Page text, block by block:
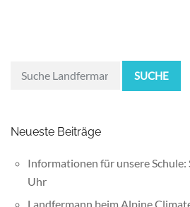
SUCHE
Neueste Beiträge
Informationen für unsere Schule:
Uhr
Landfermann beim Alpine